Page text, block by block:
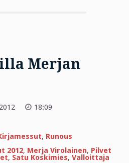
Merjan
18:09
, Runous
2012, Merja Virolainen, Pilvet
, Satu Koskimies, Valloittaja